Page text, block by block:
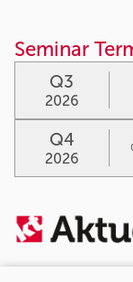
Seminar
Q3
2026
Q4
2026